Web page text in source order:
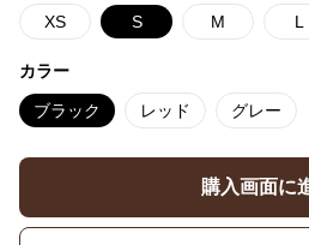
XS S M L
カラー
ブラック レッド グレー
購入画面に